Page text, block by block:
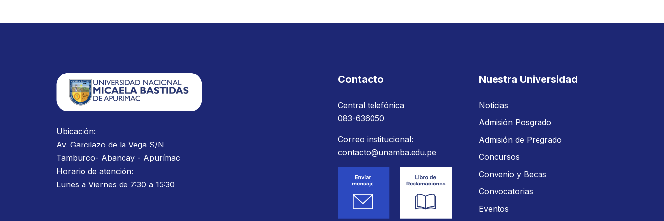
Ubicación:
Av. Garcilazo de la Vega S/N
Tamburco- Abancay - Apurímac
Horario de atención:
Lunes a Viernes de 7:30 a 15:30
Contacto
Central telefónica
083-636050
Correo institucional:
contacto@unamba.edu.pe
Nuestra Universidad
Noticias
Admisión Posgrado
Admisión de Pregrado
Concursos
Convenio y Becas
Convocatorias
Eventos